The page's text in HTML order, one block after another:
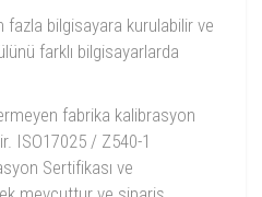
fazla bilgisayara kurulabilir ve
farklı bilgisayarlarda
fabrika kalibrasyon
ISO17025 / Z540-1
Sertifikası ve